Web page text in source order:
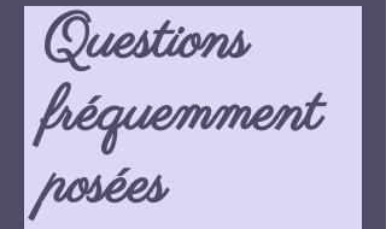
Questions
fréquemment
posées